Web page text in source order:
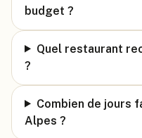
budget ?
Quel restaurant
?
Combien de jours
Alpes ?